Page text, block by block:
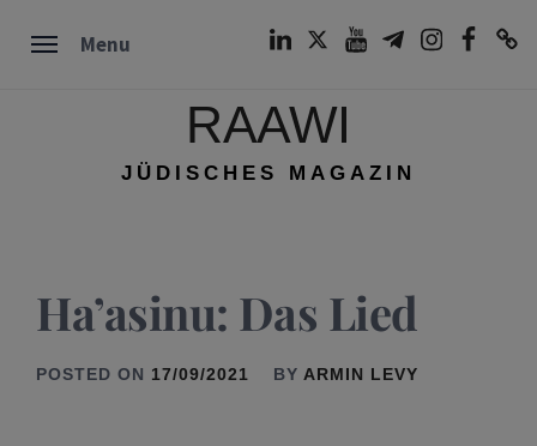
Menu
RAAWI
JÜDISCHES MAGAZIN
Ha’asinu: Das Lied
POSTED ON 17/09/2021 BY ARMIN LEVY